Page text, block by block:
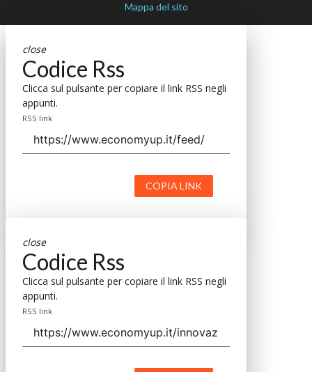
Mappa del sito
close
Codice Rss
Clicca sul pulsante per copiare il link RSS negli
appunti.
RSS link
COPIA LINK
close
Codice Rss
Clicca sul pulsante per copiare il link RSS negli
appunti.
RSS link